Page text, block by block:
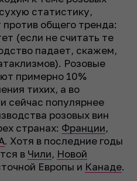
статистику,
общего тренда:
(если не считать те
падает, скажем,
Розовые
примерно 10%
тихих, а во
сейчас популярнее
розовых вин
странах: Франции,
. Хотя в последние годы
в Чили, Новой
Европы и Канаде.